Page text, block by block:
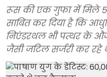
रूस की एक गुफा में मिले
साबित कर दिया है कि
निएंडरथल भी पत्थर के
जैसी जटिल सर्जरी कर रहे